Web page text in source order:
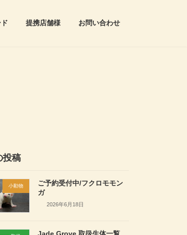
提携店舗様 お問い合わせ
投稿
小動物
ご予約受付中/フクロモモン
ガ
2026年6月18日
Jade Grove 取扱生体一覧